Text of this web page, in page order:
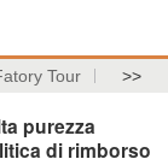
Tour >>
purezza
di rimborso